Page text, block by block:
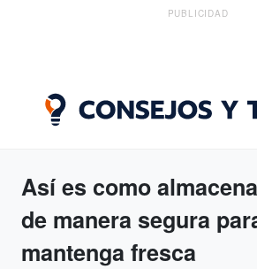
PUBLICIDAD
Así es como
de manera segura
mantenga fresca